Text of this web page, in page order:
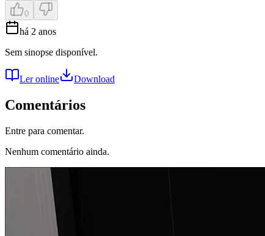
0
há 2 anos
Sem sinopse disponível.
Ler online Download
Comentários
Entre para comentar.
Nenhum comentário ainda.